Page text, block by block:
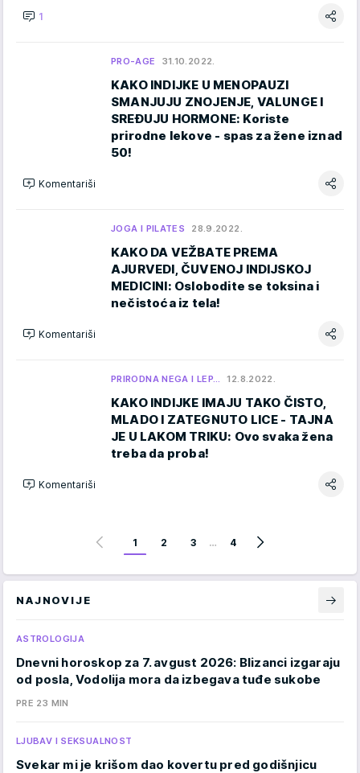
1
PRO-AGE 31.10.2022.
KAKO INDIJKE U MENOPAUZI
SMANJUJU ZNOJENJE, VALUNGE I
SREĐUJU HORMONE: Koriste
prirodne lekove - spas za žene iznad
50!
Komentariši
JOGA I PILATES 28.9.2022.
KAKO DA VEŽBATE PREMA
AJURVEDI, ČUVENOJ INDIJSKOJ
MEDICINI: Oslobodite se toksina i
nečistoća iz tela!
Komentariši
PRIRODNA NEGA I LEP… 12.8.2022.
KAKO INDIJKE IMAJU TAKO ČISTO,
MLADO I ZATEGNUTO LICE - TAJNA
JE U LAKOM TRIKU: Ovo svaka žena
treba da proba!
Komentariši
1 2 3 … 4
NAJNOVIJE
ASTROLOGIJA
Dnevni horoskop za 7. avgust 2026: Blizanci izgaraju
od posla, Vodolija mora da izbegava tuđe sukobe
PRE 23 MIN
LJUBAV I SEKSUALNOST
Svekar mi je krišom dao kovertu pred godišnjicu